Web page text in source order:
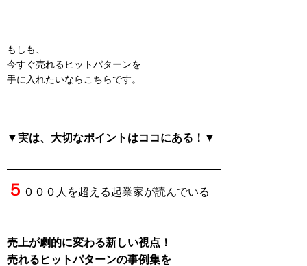
もしも、
今すぐ売れるヒットパターンを
手に入れたいならこちらです。
▼実は、大切なポイントはココにある！▼
———————————————————–
５ ０００人を超える起業家が読んでいる
売上が劇的に変わる新しい視点！
売れるヒットパターンの事例集を